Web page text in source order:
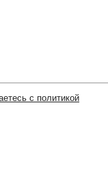
с политикой